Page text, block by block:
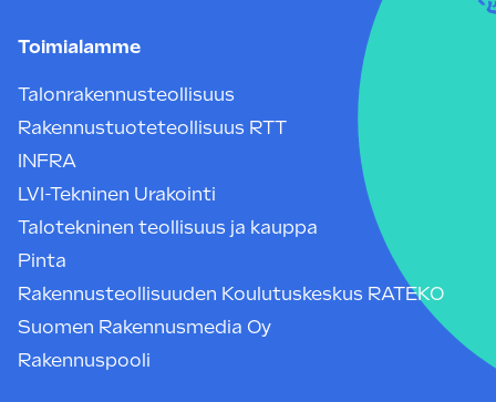
Toimialamme
Talonrakennusteollisuus
Rakennustuoteteollisuus RTT
INFRA
LVI-Tekninen Urakointi
Talotekninen teollisuus ja kauppa
Pinta
Rakennusteollisuuden Koulutuskeskus RATEKO
Suomen Rakennusmedia Oy
Rakennuspooli